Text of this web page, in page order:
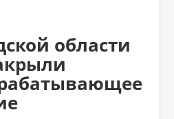
области